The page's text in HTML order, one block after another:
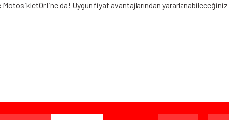
MotosikletOnline da! Uygun fiyat avantajlarından yararlanabileceğiniz